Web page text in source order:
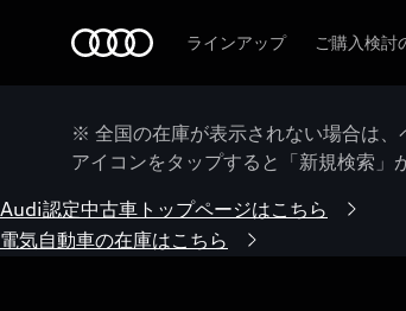
ラインアップ ご購入検討
※ 全国の在庫が表示されない場合は、
アイコンをタップすると「新規検索」
Audi認定中古車トップページはこちら
電気自動車の在庫はこちら